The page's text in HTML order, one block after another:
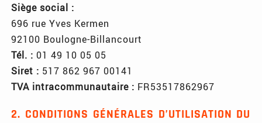
Siège social :
696 rue Yves Kermen
92100 Boulogne-Billancourt
Tél. : 01 49 10 05 05
Siret : 517 862 967 00141
TVA intracommunautaire : FR53517862967
2. CONDITIONS GÉNÉRALES D’UTILISATION DU